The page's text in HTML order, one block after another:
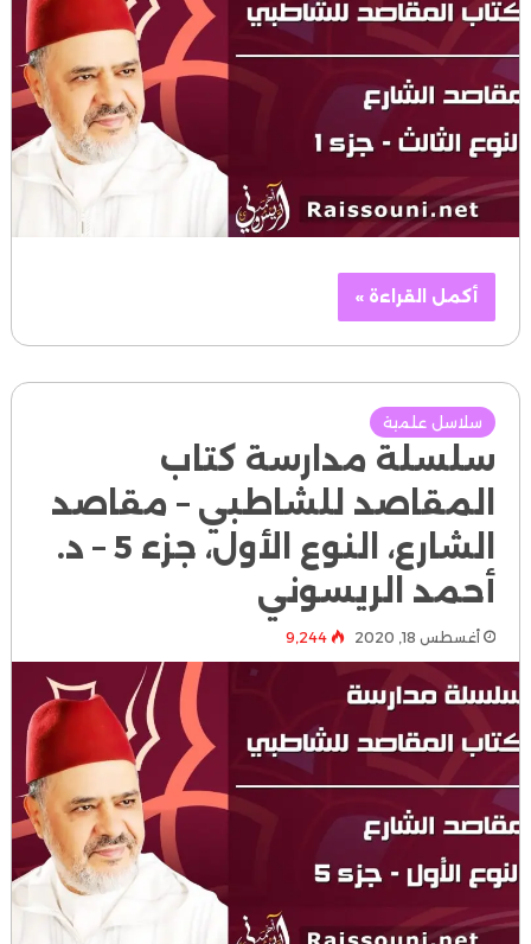
أكمل القراءة »
سلاسل علمية
سلسلة مدارسة كتاب
المقاصد للشاطبي – مقاصد
الشارع، النوع الأول، جزء 5 – د.
أحمد الريسوني
أغسطس 18, 2020 9٬244